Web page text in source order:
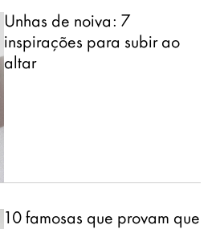
Unhas de noiva: 7
inspirações para subir ao
altar
10 famosas que provam que